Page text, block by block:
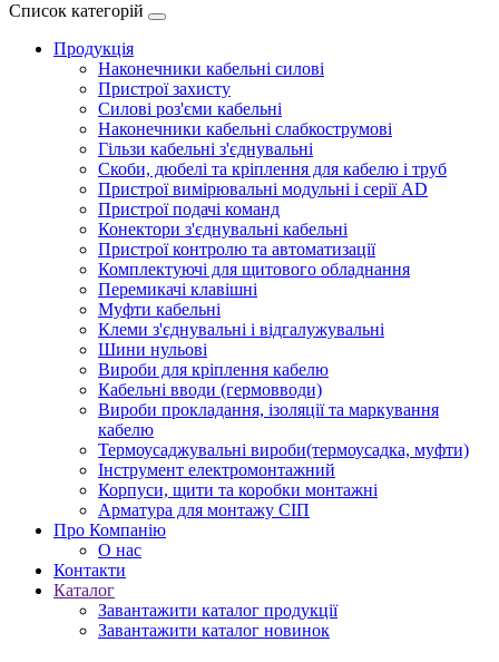
Список категорій
Продукція
Наконечники кабельні силові
Пристрої захисту
Силові роз'єми кабельні
Наконечники кабельні слабкострумові
Гільзи кабельні з'єднувальні
Скоби, дюбелі та кріплення для кабелю і труб
Пристрої вимірювальні модульні і серії AD
Пристрої подачі команд
Конектори з'єднувальні кабельні
Пристрої контролю та автоматизації
Комплектуючі для щитового обладнання
Перемикачі клавішні
Муфти кабельні
Клеми з'єднувальні і відгалужувальні
Шини нульові
Вироби для кріплення кабелю
Кабельні вводи (гермовводи)
Вироби прокладання, iзоляції та маркування
кабелю
Термоусаджувальні вироби(термоусадка, муфти)
Інструмент електромонтажний
Корпуси, щити та коробки монтажні
Арматура для монтажу СІП
Про Компанію
О нас
Контакти
Каталог
Завантажити каталог продукції
Завантажити каталог новинок